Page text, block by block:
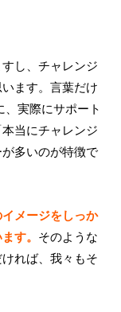
し、チャレンジ
ます。言葉だけ
、実際にサポート
当にチャレンジ
多いのが特徴で
イメージをしっか
す。 そのような
れば、我々もそ